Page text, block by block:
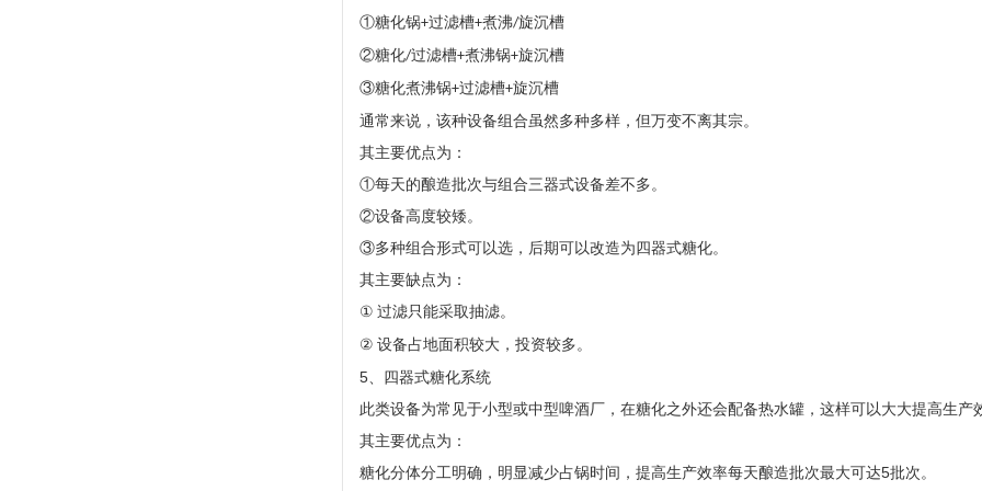
①糖化锅+过滤槽+煮沸/旋沉槽
②糖化/过滤槽+煮沸锅+旋沉槽
③糖化煮沸锅+过滤槽+旋沉槽
通常来说，该种设备组合虽然多种多样，但万变不离其宗。
其主要优点为：
①每天的酿造批次与组合三器式设备差不多。
②设备高度较矮。
③多种组合形式可以选，后期可以改造为四器式糖化。
其主要缺点为：
① 过滤只能采取抽滤。
② 设备占地面积较大，投资较多。
5 、四器式糖化系统
此类设备为常见于小型或中型啤酒厂，在糖化之外还会配备热水罐，这样可以大大提高生产
其主要优点为：
糖化分体分工明确，明显减少占锅时间，提高生产效率每天酿造批次最大可达5批次。